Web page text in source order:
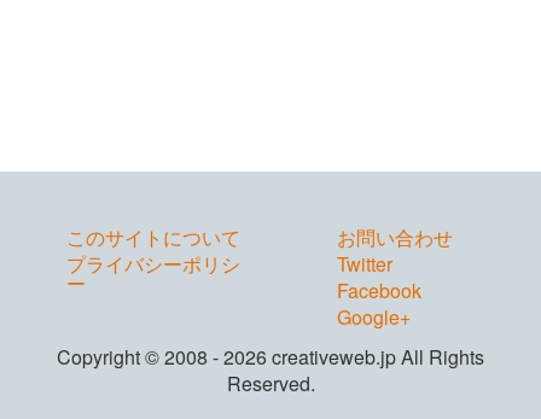
このサイトについて
プライバシーポリシ
ー
お問い合わせ
Twitter
Facebook
Google+
Copyright © 2008 - 2026 creativeweb.jp All Rights
Reserved.